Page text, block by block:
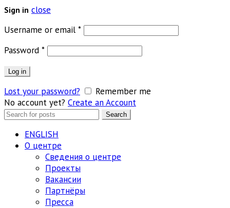
Sign in close
Username or email *Обязательно
Password *Обязательно
Log in
Lost your password?
Remember me
No account yet? Create an Account
Search
Search
ENGLISH
О центре
Сведения о центре
Проекты
Вакансии
Партнёры
Пресса